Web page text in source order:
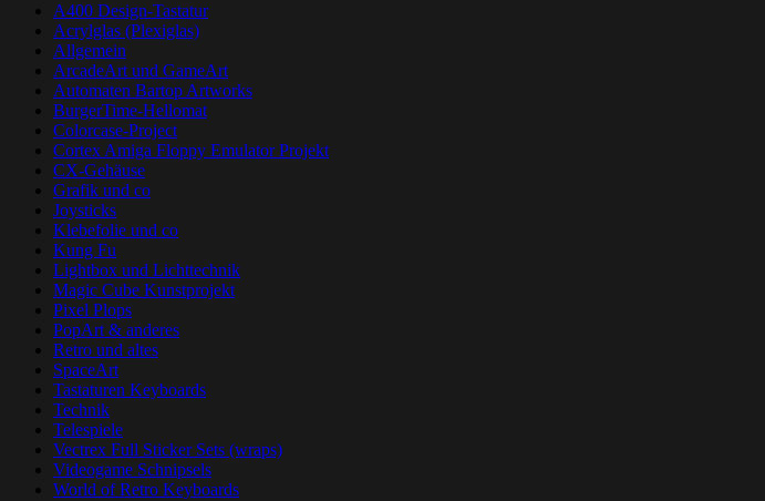
A400 Design-Tastatur
Acrylglas (Plexiglas)
Allgemein
ArcadeArt und GameArt
Automaten Bartop Artworks
BurgerTime-Hellomat
Colorcase-Project
Cortex Amiga Floppy Emulator Projekt
CX-Gehäuse
Grafik und co
Joysticks
Klebefolie und co
Kung Fu
Lightbox und Lichttechnik
Magic Cube Kunstprojekt
Pixel Plops
PopArt & anderes
Retro und altes
SpaceArt
Tastaturen Keyboards
Technik
Telespiele
Vectrex Full Sticker Sets (wraps)
Videogame Schnipsels
World of Retro Keyboards